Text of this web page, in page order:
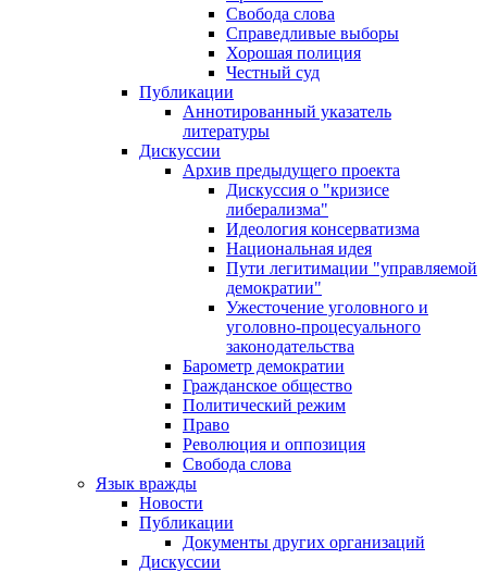
Свобода слова
Справедливые выборы
Хорошая полиция
Честный суд
Публикации
Аннотированный указатель
литературы
Дискуссии
Архив предыдущего проекта
Дискуссия о "кризисе
либерализма"
Идеология консерватизма
Национальная идея
Пути легитимации "управляемой
демократии"
Ужесточение уголовного и
уголовно-процесуального
законодательства
Барометр демократии
Гражданское общество
Политический режим
Право
Революция и оппозиция
Свобода слова
Язык вражды
Новости
Публикации
Документы других организаций
Дискуссии